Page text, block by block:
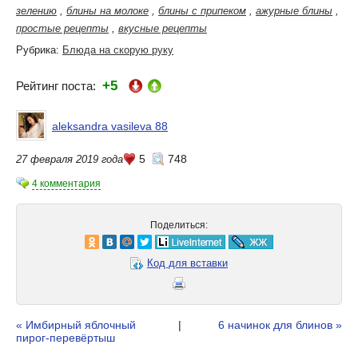
зелению , блины на молоке , блины с припеком , ажурные блины ,
простые рецепты , вкусные рецепты
Рубрика: Блюда на скорую руку
Рейтинг поста: +5
aleksandra vasileva 88
27 февраля 2019 года 5 748
4 комментария
Поделиться:
Код для вставки
« Имбирный яблочный
пирог-перевёртыш
| 6 начинок для блинов »